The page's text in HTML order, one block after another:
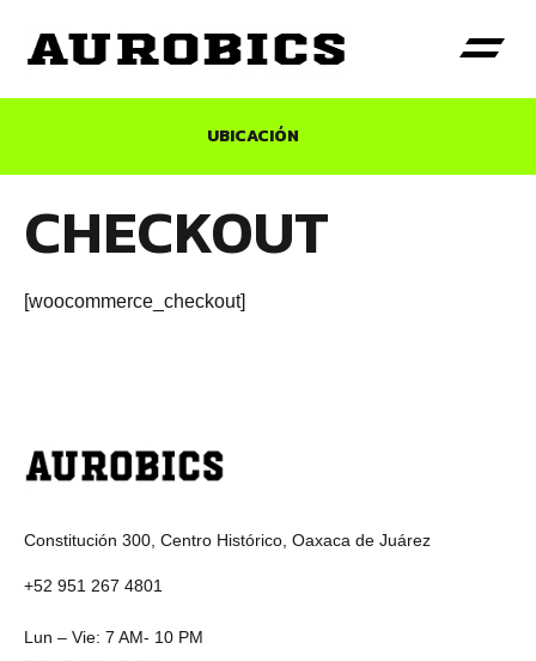
UBICACIÓN
CHECKOUT
[woocommerce_checkout]
Constitución 300, Centro Histórico, Oaxaca de Juárez
+52 951 267 4801
Lun – Vie: 7 AM- 10 PM